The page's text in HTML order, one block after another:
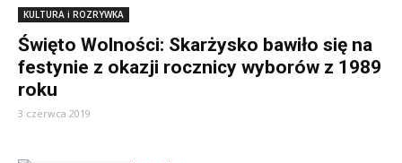
KULTURA i ROZRYWKA
Święto Wolności: Skarżysko bawiło się na
festynie z okazji rocznicy wyborów z 1989
roku
3 czerwca 2019